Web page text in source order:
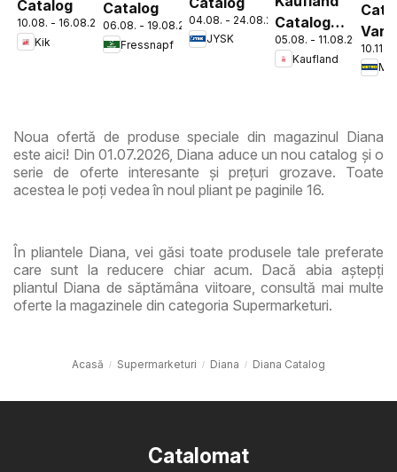
Catalog
10.08. - 16.08.2026
Kik
Catalog
06.08. - 19.08.2026
Fressnapf
04.08. - 24.08.2026
JYSK
Catalog
Tematic
05.08. - 11.08.2026
Kaufland
de
10.11.
Noua ofertă de produse speciale din magazinul Diana
este aici! Din 01.07.2026, Diana aduce un nou catalog și o
serie de oferte interesante și prețuri grozave. Toate
acestea le poți vedea în noul pliant pe paginile 16.
În pliantele Diana, vei găsi toate produsele tale preferate
care sunt la reducere chiar acum. Dacă abia aștepți
pliantul Diana de săptămâna viitoare, consultă mai multe
oferte la magazinele din categoria Supermarketuri.
Acasă Supermarketuri Diana Diana Catalog
Catalomat